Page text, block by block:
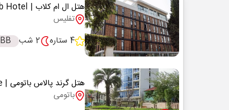
هتل ال ام کلاب | L.M Club Hotel
تفلیس
4 ستاره
2 شب BB
هتل گرند پالاس باتومی | grand palace
باتومی